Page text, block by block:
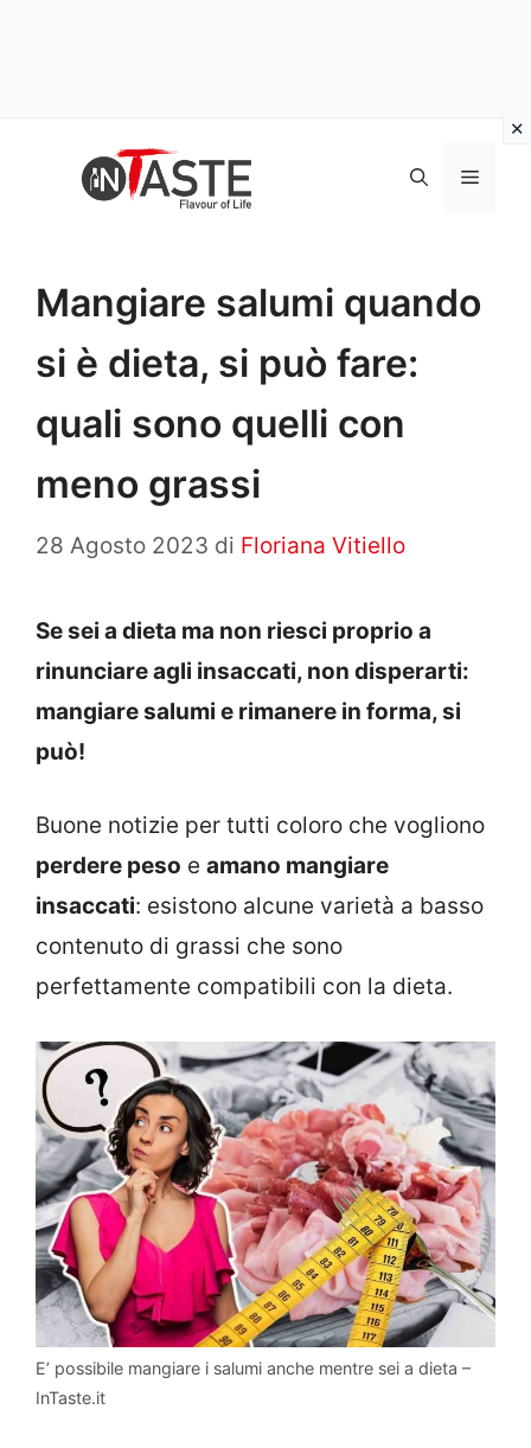
Menu
Mangiare salumi quando
si è dieta, si può fare:
quali sono quelli con
meno grassi
28 Agosto 2023 di Floriana Vitiello
Se sei a dieta ma non riesci proprio a
rinunciare agli insaccati, non disperarti:
mangiare salumi e rimanere in forma, si
può!
Buone notizie per tutti coloro che vogliono
perdere peso e amano mangiare
insaccati: esistono alcune varietà a basso
contenuto di grassi che sono
perfettamente compatibili con la dieta.
E’ possibile mangiare i salumi anche mentre sei a dieta –
InTaste.it